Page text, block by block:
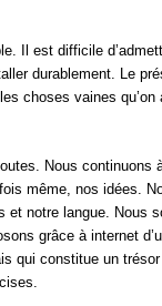
Il est difficile
durablement. Le
choses vaines
Nous continuons
même, nos idées.
notre langue. Nous
grâce à internet
qui constitue un